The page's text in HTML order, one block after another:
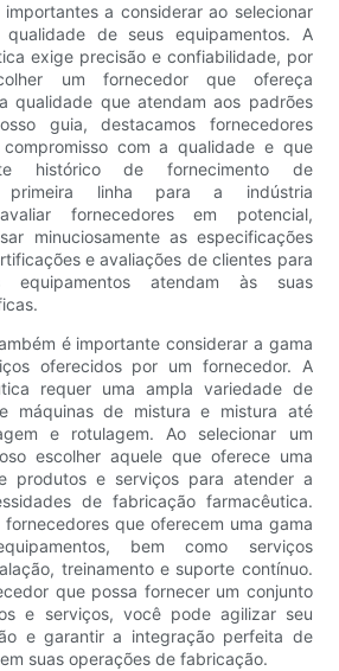
a considerar ao selecionar
de seus equipamentos. A
exige precisão e confiabilidade, por
um fornecedor que ofereça
qualidade que atendam aos padrões
guia, destacamos fornecedores
com a qualidade e que
histórico de fornecimento de
primeira linha para a indústria
fornecedores em potencial,
minuciosamente as especificações
e avaliações de clientes para
atendam às suas
é importante considerar a gama
oferecidos por um fornecedor. A
requer uma ampla variedade de
máquinas de mistura e mistura até
e rotulagem. Ao selecionar um
escolher aquele que oferece uma
produtos e serviços para atender a
de fabricação farmacêutica.
que oferecem uma gama
bem como serviços
treinamento e suporte contínuo.
que possa fornecer um conjunto
e serviços, você pode agilizar seu
e garantir a integração perfeita de
suas operações de fabricação.